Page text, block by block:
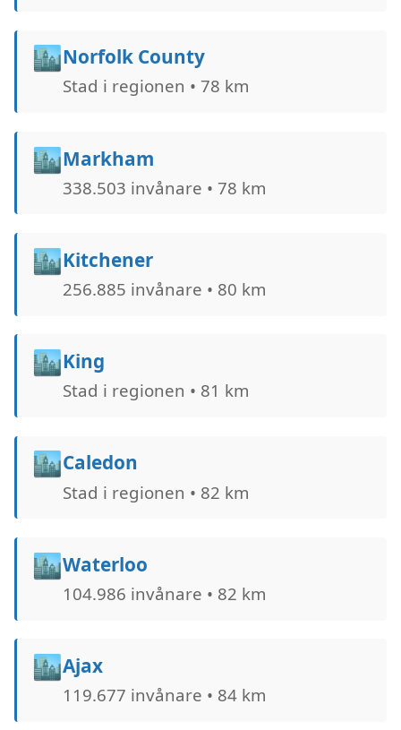
🏙️Norfolk County
Stad i regionen • 78 km
🏙️Markham
338.503 invånare • 78 km
🏙️Kitchener
256.885 invånare • 80 km
🏙️King
Stad i regionen • 81 km
🏙️Caledon
Stad i regionen • 82 km
🏙️Waterloo
104.986 invånare • 82 km
🏙️Ajax
119.677 invånare • 84 km